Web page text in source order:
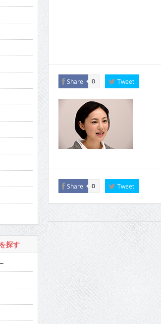
CINEMA×STYLE 286号
CINEMA×STYLE 285号
CINEMA×STYLE 294号
Share 0 Tweet
Share 0 Tweet
探す